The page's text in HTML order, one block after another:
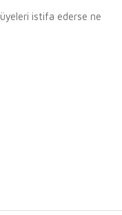
istifa ederse ne